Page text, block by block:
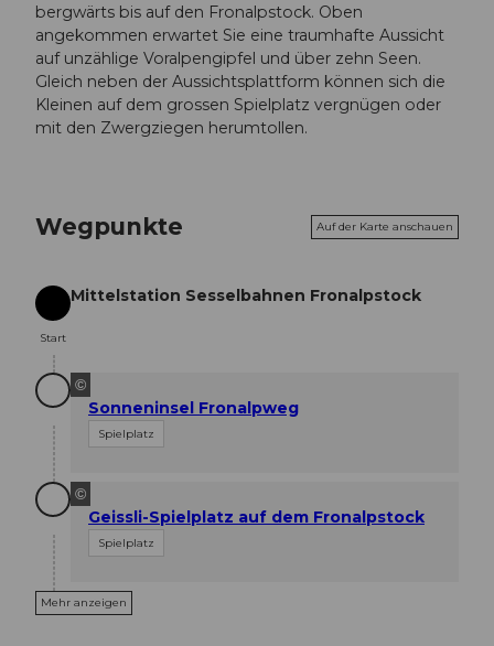
bergwärts bis auf den Fronalpstock. Oben
angekommen erwartet Sie eine traumhafte Aussicht
auf unzählige Voralpengipfel und über zehn Seen.
Gleich neben der Aussichtsplattform können sich die
Kleinen auf dem grossen Spielplatz vergnügen oder
mit den Zwergziegen herumtollen.
Wegpunkte Auf der Karte anschauen
Start
Start
Mittelstation Sesselbahnen Fronalpstock
©
Sonneninsel Fronalpweg
Spielplatz
©
Geissli-Spielplatz auf dem Fronalpstock
Spielplatz
Mehr anzeigen